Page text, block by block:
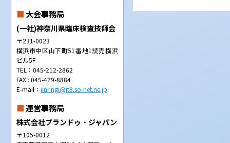
大会事務局
(一社)神奈川県臨床検査技師会
〒231-0023
横浜市中区山下町51番地1読売横浜
ビル5F
TEL：045-212-2862
FAX : 045-479-8884
E-mail： jinringi@jt8.so-net.ne.jp
運営事務局
株式会社プランドゥ・ジャパン
〒105-0012